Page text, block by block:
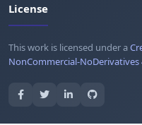
License
This work is licensed under a
NonCommercial-